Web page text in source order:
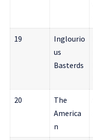
19
Inglourio
us
Basterds
20
The
America
n